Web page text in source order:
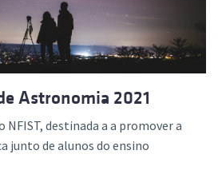
Astronomia 2021
NFIST, destinada a a promover a
junto de alunos do ensino